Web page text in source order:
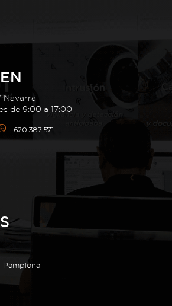
Navarra
de 9:00 a 17:00
620 387 571
Pamplona